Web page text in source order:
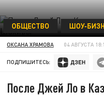
ОБЩЕСТВО ШОУ-
ОКСАНА ХРАМОВА 04 АВГУСТА
ПОДПИШИТЕСЬ:
После Джей Ло в